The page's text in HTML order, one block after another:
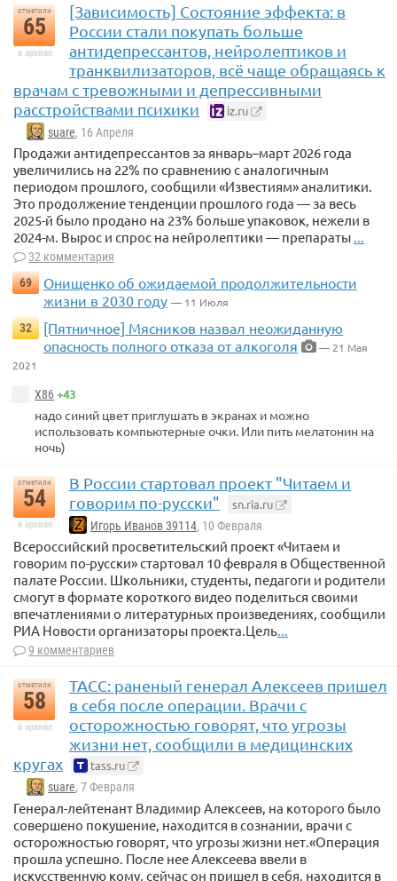
отметили
65
в архиве
[Зависимость] Состояние эффекта: в
России стали покупать больше
антидепрессантов, нейролептиков и
транквилизаторов, всё чаще обращаясь к
врачам с тревожными и депрессивными
расстройствами психики
iz.ru
suare, 16 Апреля
Продажи антидепрессантов за январь–март 2026 года
увеличились на 22% по сравнению с аналогичным
периодом прошлого, сообщили «Известиям» аналитики.
Это продолжение тенденции прошлого года — за весь
2025-й было продано на 23% больше упаковок, нежели в
2024-м. Вырос и спрос на нейролептики — препараты ...
32 комментария
69
Онищенко об ожидаемой продолжительности
жизни в 2030 году — 11 Июля
32
[Пятничное] Мясников назвал неожиданную
опасность полного отказа от алкоголя
— 21 Мая
2021
X86+43
надо синий цвет приглушать в экранах и можно
использовать компьютерные очки. Или пить мелатонин на
ночь)
отметили
54
в архиве
В России стартовал проект "Читаем и
говорим по-русски"
sn.ria.ru
Игорь Иванов 39114, 10 Февраля
Всероссийский просветительский проект «Читаем и
говорим по-русски» стартовал 10 февраля в Общественной
палате России. Школьники, студенты, педагоги и родители
смогут в формате короткого видео поделиться своими
впечатлениями о литературных произведениях, сообщили
РИА Новости организаторы проекта.Цель...
9 комментариев
отметили
58
в архиве
ТАСС: раненый генерал Алексеев пришел
в себя после операции. Врачи с
осторожностью говорят, что угрозы
жизни нет, сообщили в медицинских
кругах
tass.ru
suare, 7 Февраля
Генерал-лейтенант Владимир Алексеев, на которого было
совершено покушение, находится в сознании, врачи с
осторожностью говорят, что угрозы жизни нет.«Операция
прошла успешно. После нее Алексеева ввели в
искусственную кому, сейчас он пришел в себя, находится в